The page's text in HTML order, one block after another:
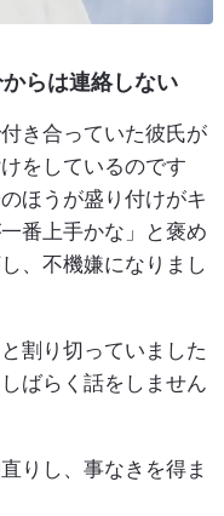
らは連絡しない
き合っていた彼氏が
をしているのです
ほうが盛り付けがキ
番上手かな」と褒め
、不機嫌になりまし
割り切っていました
ばらく話をしません
りし、事なきを得ま